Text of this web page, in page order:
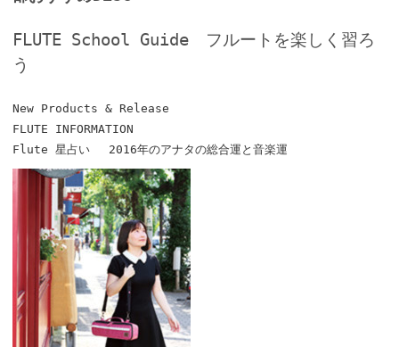
FLUTE School Guide フルートを楽しく習ろ
う
New Products & Release
FLUTE INFORMATION
Flute 星占い 2016年のアナタの総合運と音楽運